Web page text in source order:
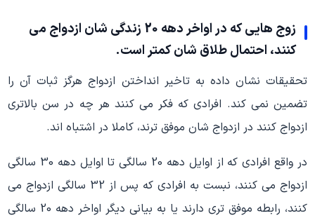
زوج هایی که در اواخر دهه 20 زندگی شان ازدواج می
کنند، احتمال طلاق شان کمتر است.
تحقیقات نشان داده به تاخیر انداختن ازدواج هرگز ثبات آن را
تضمین نمی کند. افرادی که فکر می کنند هر چه در سن بالاتری
ازدواج کنند در ازدواج شان موفق ترند، کاملا در اشتباه اند.
در واقع افرادی که از اوایل دهه 20 سالگی تا اوایل دهه 30 سالگی
ازدواج می کنند، نبست به افرادی که پس از 32 سالگی ازدواج می
کنند، رابطه موفق تری دارند یا به بیانی دیگر اواخر دهه 20 سالگی